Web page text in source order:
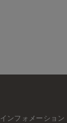
インフォメーション